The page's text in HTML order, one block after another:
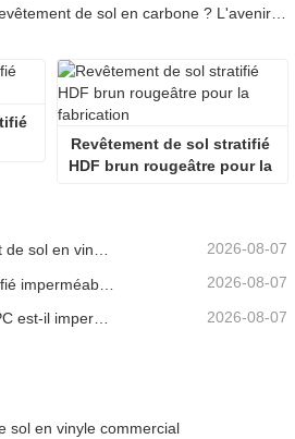
Revêtement de sol stratifié
HDF brun rougeâtre pour la
Rouleaux de revêtement de sol en vinyle commercial 2026-08-07
2026-08-07
2026-08-07
sol en vinyle commercial